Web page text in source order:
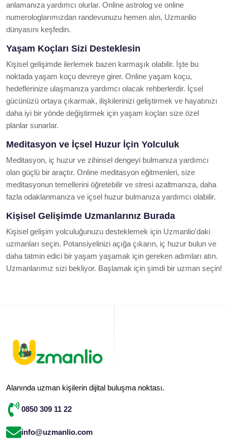
anlamanıza yardımcı olurlar. Online astrolog ve online
numerologlarımızdan randevunuzu hemen alın, Uzmanlio
dünyasını keşfedin.
Yaşam Koçları Sizi Desteklesin
Kişisel gelişimde ilerlemek bazen karmaşık olabilir. İşte bu
noktada yaşam koçu devreye girer. Online yaşam koçu,
hedeflerinize ulaşmanıza yardımcı olacak rehberlerdir. İçsel
gücünüzü ortaya çıkarmak, ilişkilerinizi geliştirmek ve hayatınızı
daha iyi bir yönde değiştirmek için yaşam koçları size özel
planlar sunarlar.
Meditasyon ve İçsel Huzur İçin Yolculuk
Meditasyon, iç huzur ve zihinsel dengeyi bulmanıza yardımcı
olan güçlü bir araçtır. Online meditasyon eğitmenleri, size
meditasyonun temellerini öğretebilir ve stresi azaltmanıza, daha
fazla odaklanmanıza ve içsel huzur bulmanıza yardımcı olabilir.
Kişisel Gelişimde Uzmanlarınız Burada
Kişisel gelişim yolculuğunuzu desteklemek için Uzmanlio'daki
uzmanları seçin. Potansiyelinizi açığa çıkarın, iç huzur bulun ve
daha tatmin edici bir yaşam yaşamak için gereken adımları atın.
Uzmanlarımız sizi bekliyor. Başlamak için şimdi bir uzman seçin!
Alanında uzman kişilerin dijital buluşma noktası.
0850 309 11 22
info@uzmanlio.com